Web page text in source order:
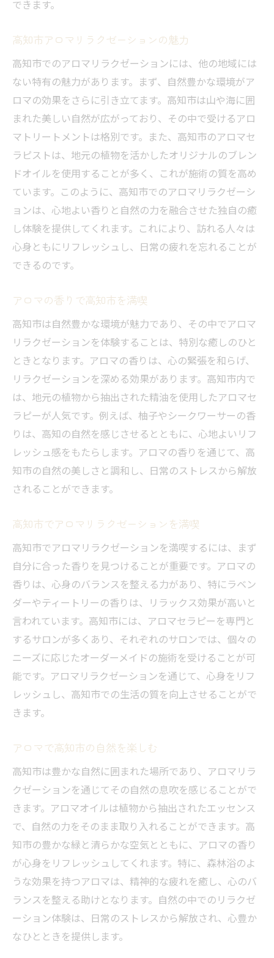
できます。
高知市アロマリラクゼーションの魅力
高知市でのアロマリラクゼーションには、他の地域には
ない特有の魅力があります。まず、自然豊かな環境がア
ロマの効果をさらに引き立てます。高知市は山や海に囲
まれた美しい自然が広がっており、その中で受けるアロ
マトリートメントは格別です。また、高知市のアロマセ
ラピストは、地元の植物を活かしたオリジナルのブレン
ドオイルを使用することが多く、これが施術の質を高め
ています。このように、高知市でのアロマリラクゼーシ
ョンは、心地よい香りと自然の力を融合させた独自の癒
し体験を提供してくれます。これにより、訪れる人々は
心身ともにリフレッシュし、日常の疲れを忘れることが
できるのです。
アロマの香りで高知市を満喫
高知市は自然豊かな環境が魅力であり、その中でアロマ
リラクゼーションを体験することは、特別な癒しのひと
ときとなります。アロマの香りは、心の緊張を和らげ、
リラクゼーションを深める効果があります。高知市内で
は、地元の植物から抽出された精油を使用したアロマセ
ラピーが人気です。例えば、柚子やシークワーサーの香
りは、高知の自然を感じさせるとともに、心地よいリフ
レッシュ感をもたらします。アロマの香りを通じて、高
知市の自然の美しさと調和し、日常のストレスから解放
されることができます。
高知市でアロマリラクゼーションを満喫
高知市でアロマリラクゼーションを満喫するには、まず
自分に合った香りを見つけることが重要です。アロマの
香りは、心身のバランスを整える力があり、特にラベン
ダーやティートリーの香りは、リラックス効果が高いと
言われています。高知市には、アロマセラピーを専門と
するサロンが多くあり、それぞれのサロンでは、個々の
ニーズに応じたオーダーメイドの施術を受けることが可
能です。アロマリラクゼーションを通じて、心身をリフ
レッシュし、高知市での生活の質を向上させることがで
きます。
アロマで高知市の自然を楽しむ
高知市は豊かな自然に囲まれた場所であり、アロマリラ
クゼーションを通じてその自然の息吹を感じることがで
きます。アロマオイルは植物から抽出されたエッセンス
で、自然の力をそのまま取り入れることができます。高
知市の豊かな緑と清らかな空気とともに、アロマの香り
が心身をリフレッシュしてくれます。特に、森林浴のよ
うな効果を持つアロマは、精神的な疲れを癒し、心のバ
ランスを整える助けとなります。自然の中でのリラクゼ
ーション体験は、日常のストレスから解放され、心豊か
なひとときを提供します。